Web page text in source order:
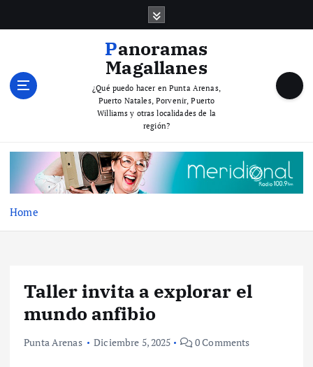
Panoramas
Magallanes
¿Qué puedo hacer en Punta Arenas,
Puerto Natales, Porvenir, Puerto
Williams y otras localidades de la
región?
Home
Taller invita a explorar el
mundo anfibio
Punta Arenas Diciembre 5, 2025 0 Comments